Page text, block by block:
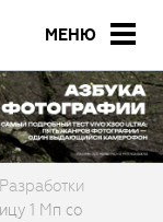
МЕНЮ
Разработки
1 Мп со